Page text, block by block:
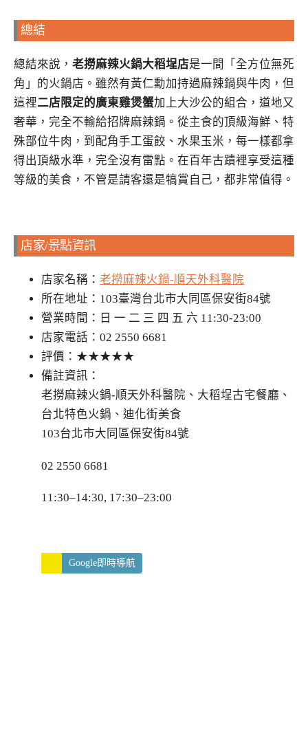
總結
總結來說， 老撈麻辣火鍋大稻埕店是一間「全方位無死
角」的火鍋店。雖然有黃仁勳加持過麻辣鍋與牛肉，但
這裡二店限定的廣東雞煲蟹加上大沙公的組合，道地又
奢華，完全不輸給招牌麻辣鍋。從主食的頂級海鮮、特
殊部位牛肉，到配角手工蛋餃、水果玉米，每一樣都拿
得出頂級水準，完全沒有雷點。在百年古蹟裡享受這種
等級的美食，不管是請客還是犒賞自己，都非常值得。
店家/景點資訊
店家名稱： 老撈麻辣火鍋-順天外科醫院
所在地址：103臺灣台北市大同區保安街84號
營業時間：日 一 二 三 四 五 六 11:30-23:00
店家電話：02 2550 6681
評價：★★★★★
備註資訊：
老撈麻辣火鍋-順天外科醫院、大稻埕古宅餐廳、
台北特色火鍋、迪化街美食
103台北市大同區保安街84號
02 2550 6681
11:30–14:30, 17:30–23:00
Google即時導航